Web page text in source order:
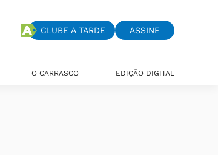
CLUBE A TARDE ASSINE
O CARRASCO EDIÇÃO DIGITAL